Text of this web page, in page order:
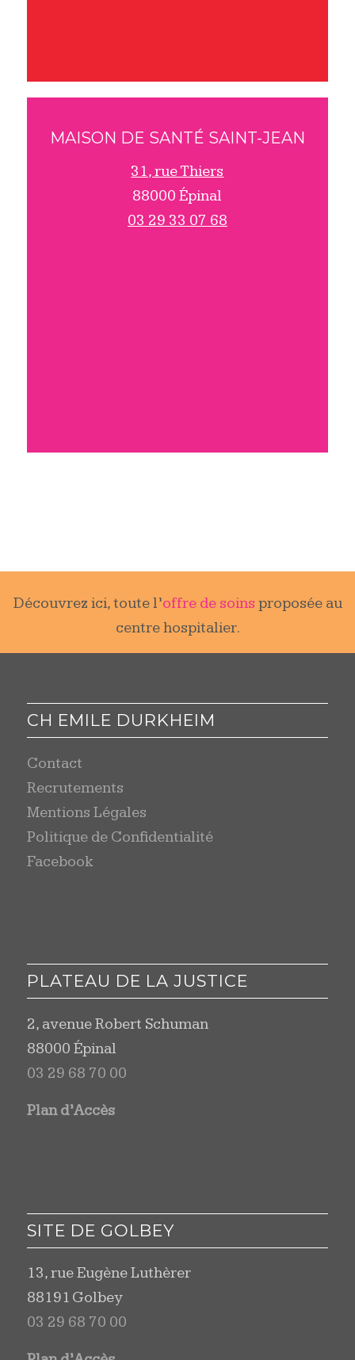
MAISON DE SANTÉ SAINT-JEAN
31, rue Thiers
88000 Épinal
03 29 33 07 68
Découvrez ici, toute l’offre de soins proposée au
centre hospitalier.
CH EMILE DURKHEIM
Contact
Recrutements
Mentions Légales
Politique de Confidentialité
Facebook
PLATEAU DE LA JUSTICE
2, avenue Robert Schuman
88000 Épinal
03 29 68 70 00
Plan d’Accès
SITE DE GOLBEY
13, rue Eugène Luthèrer
88191 Golbey
03 29 68 70 00